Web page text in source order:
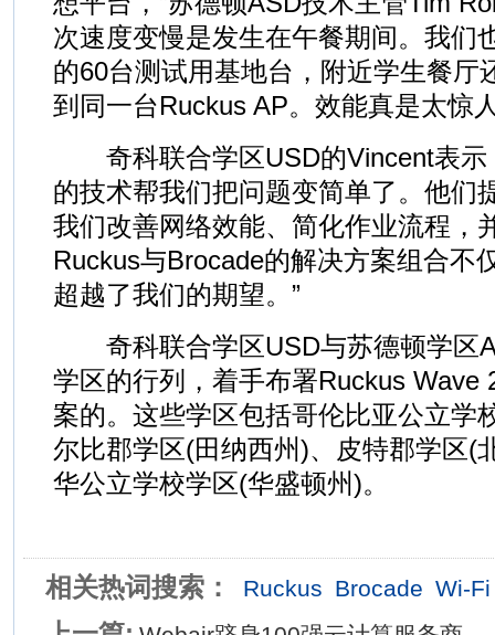
次速度变慢是发生在午餐期间。我们
的60台测试用基地台，附近学生餐厅
到同一台Ruckus AP。效能真是太惊
奇科联合学区USD的Vincent表示
的技术帮我们把问题变简单了。他们
我们改善网络效能、简化作业流程，
Ruckus与Brocade的解决方案组合不
超越了我们的期望。”
奇科联合学区USD与苏德顿学区
学区的行列，着手布署Ruckus Wave
案的。这些学区包括哥伦比亚公立学
尔比郡学区(田纳西州)、皮特郡学区(
华公立学校学区(华盛顿州)。
相关热词搜索： Ruckus Brocade Wi-Fi